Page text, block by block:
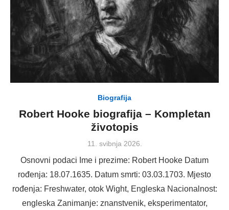
Biografija
Robert Hooke biografija – Kompletan
životopis
Posted
11. svibnja 2026.
Osnovni podaci Ime i prezime: Robert Hooke Datum
rođenja: 18.07.1635. Datum smrti: 03.03.1703. Mjesto
rođenja: Freshwater, otok Wight, Engleska Nacionalnost:
engleska Zanimanje: znanstvenik, eksperimentator,